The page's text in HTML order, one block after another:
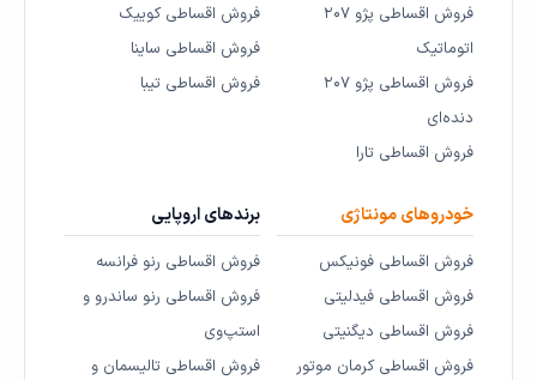
فروش اقساطی پژو ۲۰۷
اتوماتیک
فروش اقساطی پژو ۲۰۷
دنده‌ای
فروش اقساطی تارا
فروش اقساطی کوییک
فروش اقساطی ساینا
فروش اقساطی تیبا
خودروهای مونتاژی
فروش اقساطی فونیکس
فروش اقساطی فیدلیتی
فروش اقساطی دیگنیتی
فروش اقساطی کرمان موتور
برندهای اروپایی
فروش اقساطی رنو فرانسه
فروش اقساطی رنو ساندرو و
استپ‌وی
فروش اقساطی تالیسمان و